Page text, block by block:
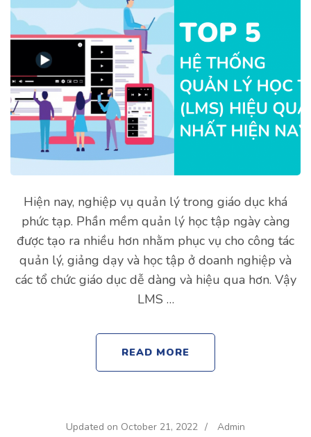
Hiện nay, nghiệp vụ quản lý trong giáo dục khá
phức tạp. Phần mềm quản lý học tập ngày càng
được tạo ra nhiều hơn nhằm phục vụ cho công tác
quản lý, giảng dạy và học tập ở doanh nghiệp và
các tổ chức giáo dục dễ dàng và hiệu qua hơn. Vậy
LMS …
READ MORE
Updated on October 21, 2022 / Admin